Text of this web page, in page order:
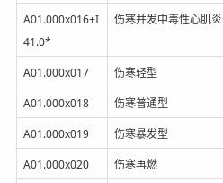
A01.000x016+I
41.0*
伤寒并发中毒性心肌炎
A01.000x017
伤寒轻型
A01.000x018
伤寒普通型
A01.000x019
伤寒暴发型
A01.000x020
伤寒再燃